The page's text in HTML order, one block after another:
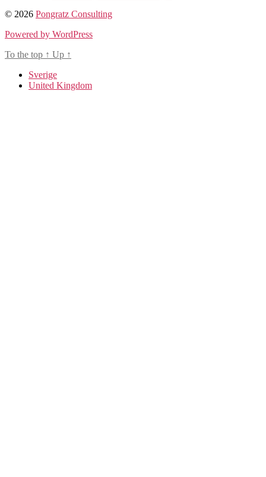
© 2026 Pongratz Consulting
Powered by WordPress
To the top ↑ Up ↑
Sverige
United Kingdom